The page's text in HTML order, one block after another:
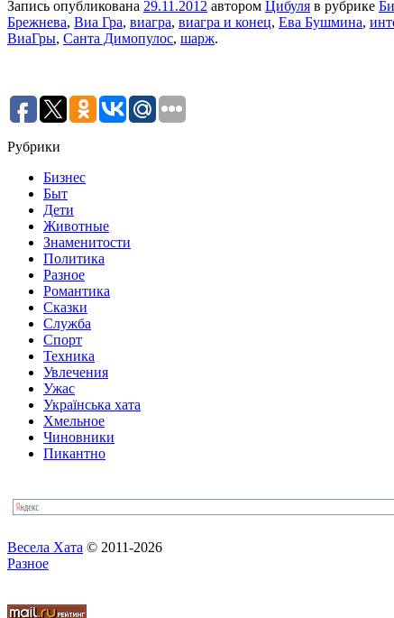
Запись опубликована 29.11.2012 автором Цибуля в рубрике
Брежнева, Виа Гра, виагра, виагра и конец, Ева Бушмина,
ВиаГры, Санта Димопулос, шарж.
Рубрики
Бизнес
Быт
Дети
Животные
Знаменитости
Политика
Разное
Романтика
Сказки
Служба
Спорт
Техника
Увлечения
Ужас
Українська хата
Хмельное
Чиновники
Пикантно
Весела Хата © 2011-2026
Разное